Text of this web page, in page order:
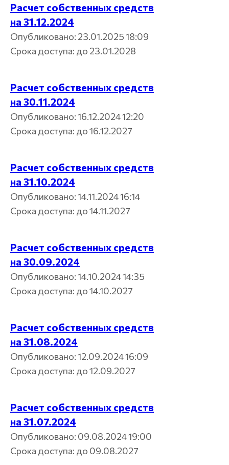
Расчет собственных средств
на 31.12.2024
Опубликовано: 23.01.2025 18:09
Срока доступа: до 23.01.2028
Расчет собственных средств
на 30.11.2024
Опубликовано: 16.12.2024 12:20
Срока доступа: до 16.12.2027
Расчет собственных средств
на 31.10.2024
Опубликовано: 14.11.2024 16:14
Срока доступа: до 14.11.2027
Расчет собственных средств
на 30.09.2024
Опубликовано: 14.10.2024 14:35
Срока доступа: до 14.10.2027
Расчет собственных средств
на 31.08.2024
Опубликовано: 12.09.2024 16:09
Срока доступа: до 12.09.2027
Расчет собственных средств
на 31.07.2024
Опубликовано: 09.08.2024 19:00
Срока доступа: до 09.08.2027